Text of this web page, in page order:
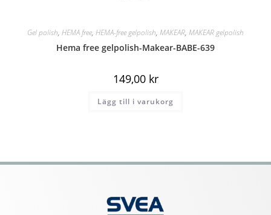
Gel polish, HEMA free, HEMA-free gelpolish, MAKEAR, MAKEAR gelpolish
Hema free gelpolish-Makear-BABE-639
149,00 kr
Lägg till i varukorg